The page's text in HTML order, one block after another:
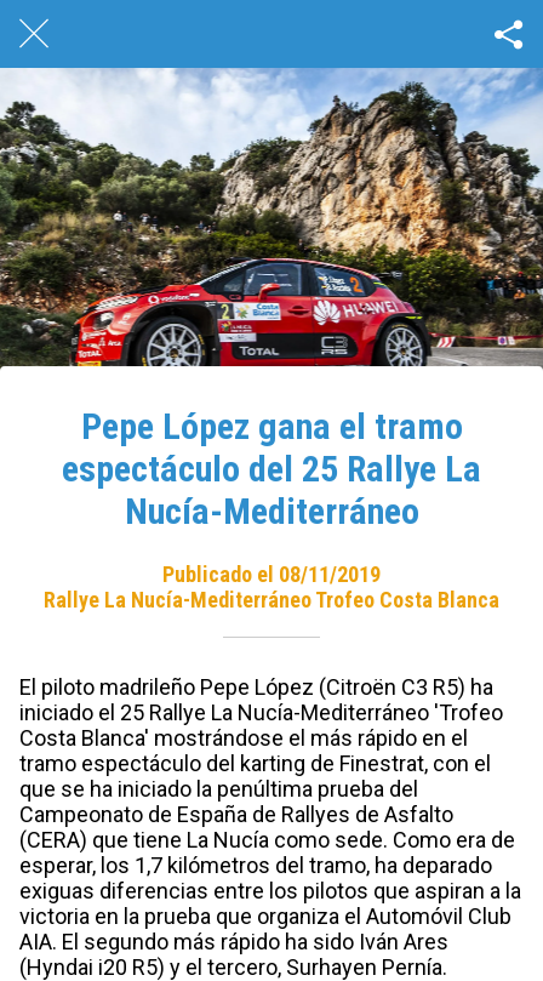
Pepe López gana el tramo
espectáculo del 25 Rallye La
Nucía-Mediterráneo
Publicado el 08/11/2019
Rallye La Nucía-Mediterráneo Trofeo Costa Blanca
El piloto madrileño Pepe López (Citroën C3 R5) ha
iniciado el 25 Rallye La Nucía-Mediterráneo 'Trofeo
Costa Blanca' mostrándose el más rápido en el
tramo espectáculo del karting de Finestrat, con el
que se ha iniciado la penúltima prueba del
Campeonato de España de Rallyes de Asfalto
(CERA) que tiene La Nucía como sede. Como era de
esperar, los 1,7 kilómetros del tramo, ha deparado
exiguas diferencias entre los pilotos que aspiran a la
victoria en la prueba que organiza el Automóvil Club
AIA. El segundo más rápido ha sido Iván Ares
(Hyndai i20 R5) y el tercero, Surhayen Pernía.